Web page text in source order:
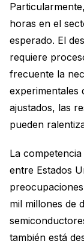
horas en el
esperado. El
requiere
frecuente la
experimentales
ajustados, las
pueden
La
entre Estados
mil millones de
también está